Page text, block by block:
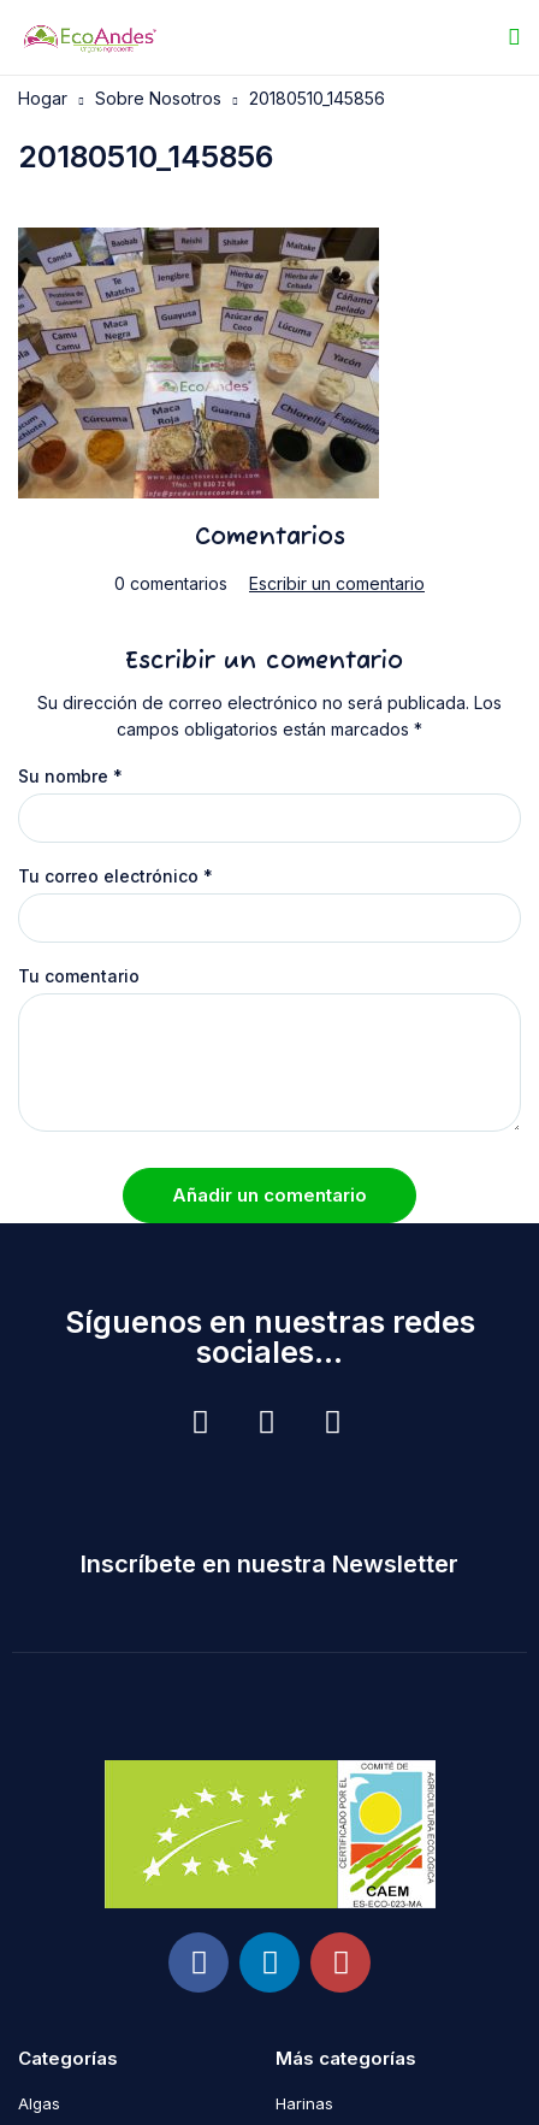
20180510_145856
Hogar Sobre Nosotros 20180510_145856
Comentarios
0 comentarios Escribir un comentario
Escribir un comentario
Su dirección de correo electrónico no será publicada. Los
campos obligatorios están marcados *
Su nombre *
Tu correo electrónico *
Tu comentario
Añadir un comentario
Síguenos en nuestras redes
sociales...
Inscríbete en nuestra Newsletter
Categorías
Algas
Más categorías
Harinas